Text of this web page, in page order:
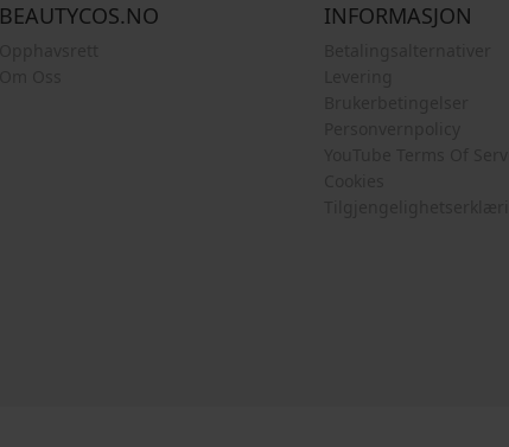
BEAUTYCOS.NO INFORMASJON